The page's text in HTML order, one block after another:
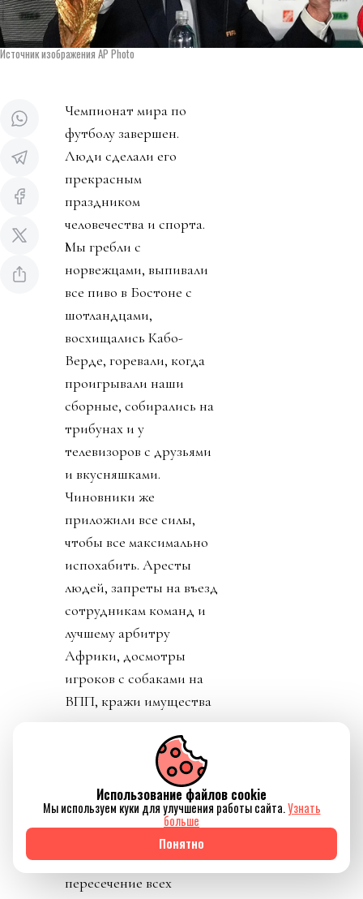
Источник изображения AP Photo
Чемпионат мира по
футболу завершен.
Люди сделали его
прекрасным
праздником
человечества и спорта.
Мы гребли с
норвежцами, выпивали
все пиво в Бостоне с
шотландцами,
восхищались Кабо-
Верде, горевали, когда
проигрывали наши
сборные, собирались на
трибунах и у
телевизоров с друзьями
и вкусняшками.
Чиновники же
приложили все силы,
чтобы все максимально
испохабить. Аресты
людей, запреты на въезд
сотрудникам команд и
лучшему арбитру
Африки, досмотры
игроков с собаками на
ВПП, кражи имущества
дискриминация
сборной Ирана,
возмутительные
нарушения правил
футбола (Балогун),
беспредел властей,
пересечение всех
Использование файлов cookie
Мы используем куки для улучшения работы сайта.Узнать
больше
Понятно